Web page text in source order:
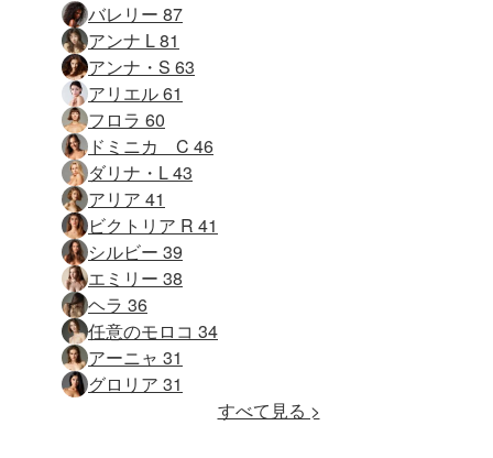
バレリー 87
アンナ L 81
アンナ・S 63
アリエル 61
フロラ 60
ドミニカ C 46
ダリナ・L 43
アリア 41
ビクトリア R 41
シルビー 39
エミリー 38
ヘラ 36
任意のモロコ 34
アーニャ 31
グロリア 31
すべて見る >